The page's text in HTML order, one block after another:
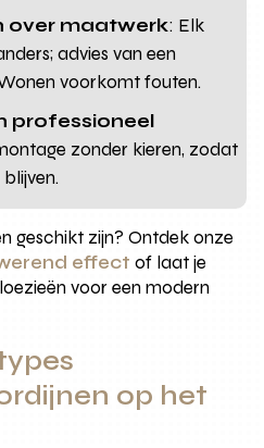
over maatwerk: Elk
advies van een
voorkomt fouten.
professioneel
zonder kieren, zodat
geschikt zijn? Ontdek onze
effect of laat je
voor een modern
op het